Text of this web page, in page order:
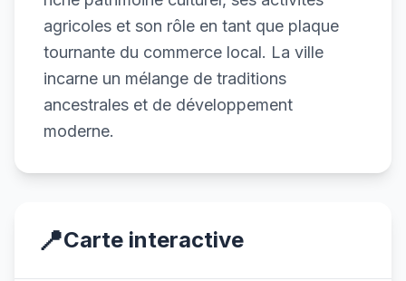
agricoles et son rôle en tant que plaque
tournante du commerce local. La ville
incarne un mélange de traditions
ancestrales et de développement
moderne.
📍Carte interactive